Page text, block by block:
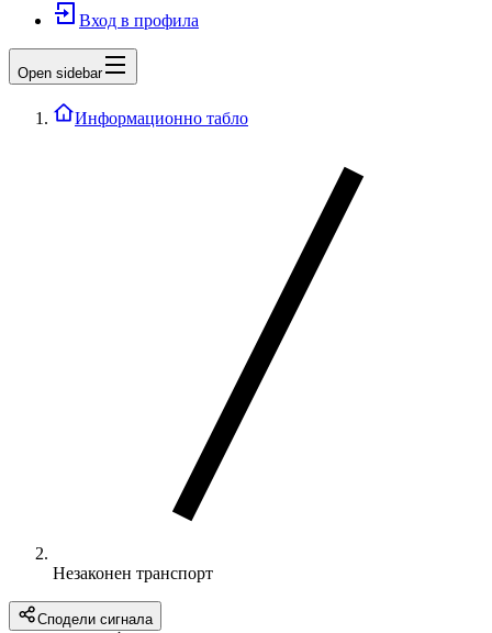
Вход в профила
Open sidebar
Информационно табло
Незаконен транспорт
Сподели сигнала